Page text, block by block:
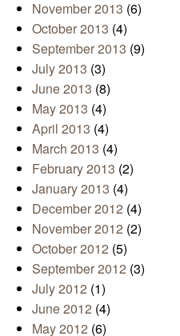
November 2013 (6)
October 2013 (4)
September 2013 (9)
July 2013 (3)
June 2013 (8)
May 2013 (4)
April 2013 (4)
March 2013 (4)
February 2013 (2)
January 2013 (4)
December 2012 (4)
November 2012 (2)
October 2012 (5)
September 2012 (3)
July 2012 (1)
June 2012 (4)
May 2012 (6)